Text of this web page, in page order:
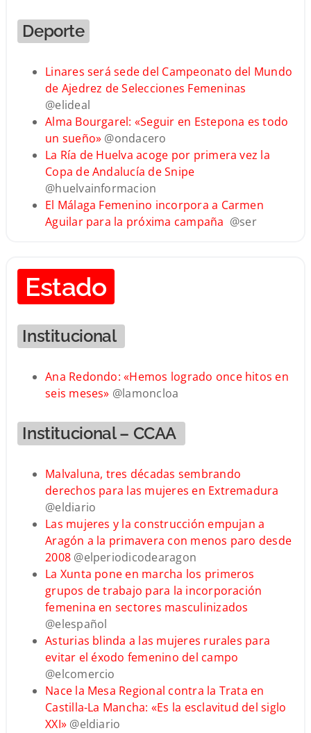
Deporte
Linares será sede del Campeonato del Mundo
de Ajedrez de Selecciones Femeninas
@elideal
Alma Bourgarel: «Seguir en Estepona es todo
un sueño» @ondacero
La Ría de Huelva acoge por primera vez la
Copa de Andalucía de Snipe
@huelvainformacion
El Málaga Femenino incorpora a Carmen
Aguilar para la próxima campaña @ser
Estado
Institucional
Ana Redondo: «Hemos logrado once hitos en
seis meses» @lamoncloa
Institucional – CCAA
Malvaluna, tres décadas sembrando
derechos para las mujeres en Extremadura
@eldiario
Las mujeres y la construcción empujan a
Aragón a la primavera con menos paro desde
2008 @elperiodicodearagon
La Xunta pone en marcha los primeros
grupos de trabajo para la incorporación
femenina en sectores masculinizados
@elespañol
Asturias blinda a las mujeres rurales para
evitar el éxodo femenino del campo
@elcomercio
Nace la Mesa Regional contra la Trata en
Castilla-La Mancha: «Es la esclavitud del siglo
XXI» @eldiario